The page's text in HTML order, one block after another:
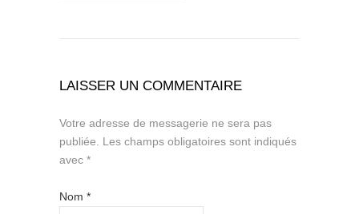
LAISSER UN COMMENTAIRE
Votre adresse de messagerie ne sera pas
publiée. Les champs obligatoires sont indiqués
avec *
Nom *